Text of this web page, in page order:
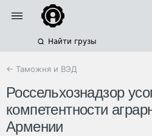
Найти грузы
← Таможня и ВЭД
Россельхознадзор
компетентности
Армении